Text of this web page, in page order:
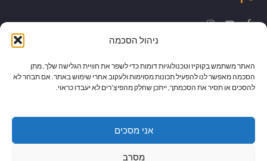
ניהול הסכמה
האתר משתמש בקוקיז וטכנולוגיות דומות כדי לשפר את חוויית הגלישה שלך. מתן
הסכמה מאפשר לנו להפעיל תכונות מסוימות ולעקוב אחרי שימוש באתר. אם תבחר לא
להסכים או תסיר את הסכמתך, ייתכן שחלק מהפיצ’רים לא יעבדו כראוי.
אני מסכים
מסרב